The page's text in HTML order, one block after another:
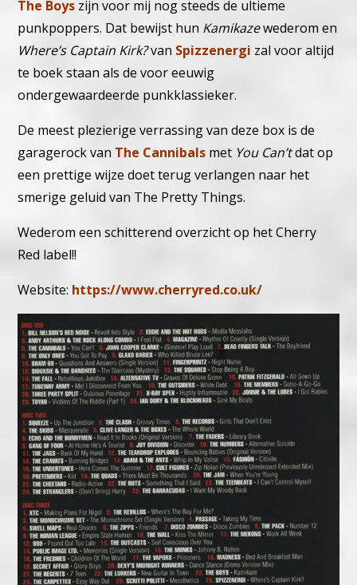
The Boys zijn voor mij nog steeds de ultieme
punkpoppers. Dat bewijst hun Kamikazewederom en
Where’s Captain Kirk?van Spizzenergi zal voor altijd
te boek staan als de voor eeuwig
ondergewaardeerde punkklassieker.
De meest plezierige verrassing van deze box is de
garagerock van The Cannibals met You Can’tdat op
een prettige wijze doet terug verlangen naar het
smerige geluid van The Pretty Things.
Wederom een schitterend overzicht op het Cherry
Red label!!
Website: https://www.cherryred.co.uk/